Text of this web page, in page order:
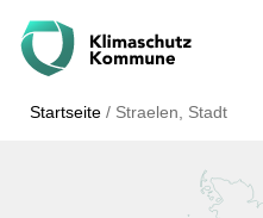
Startseite / Straelen, Stadt